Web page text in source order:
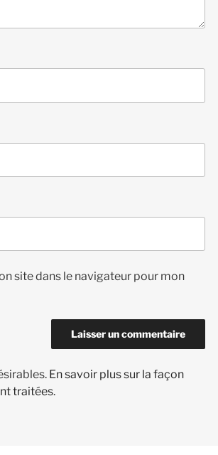
site dans le navigateur pour mon
En savoir plus sur la façon
traitées.